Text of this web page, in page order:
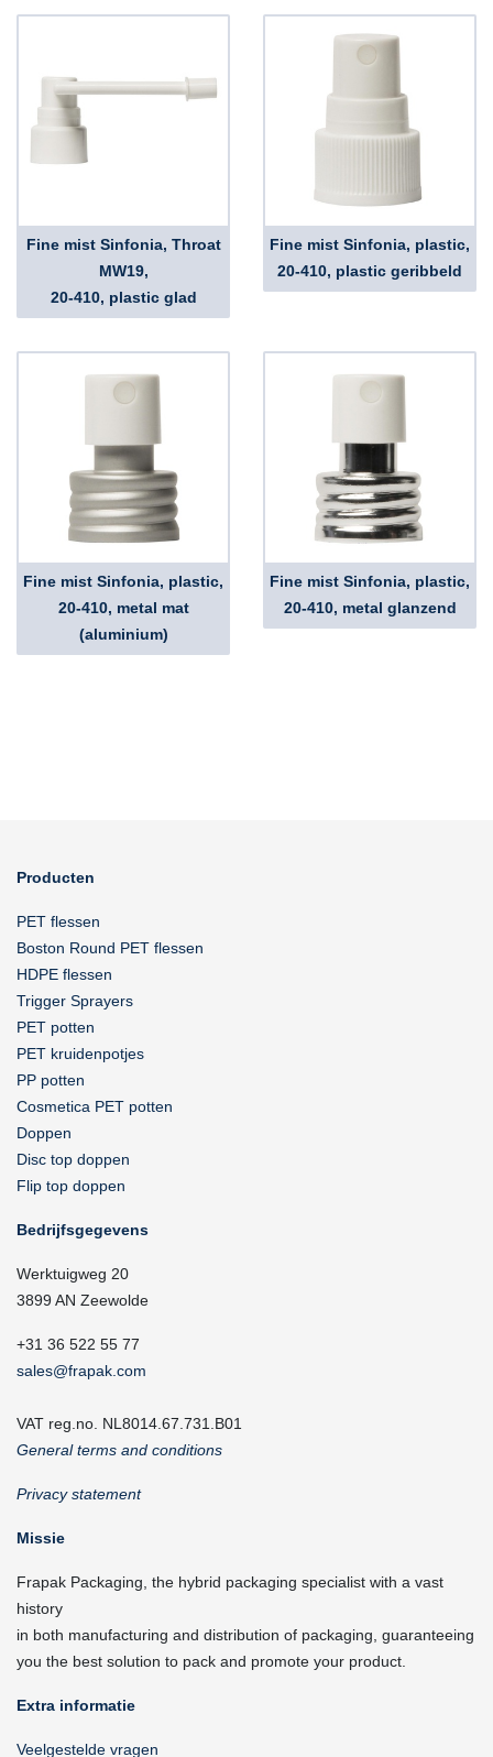
Fine mist Sinfonia, Throat
MW19,
20-410, plastic glad
Fine mist Sinfonia, plastic,
20-410, plastic geribbeld
Fine mist Sinfonia, plastic,
20-410, metal mat
(aluminium)
Fine mist Sinfonia, plastic,
20-410, metal glanzend
Producten
PET flessen
Boston Round PET flessen
HDPE flessen
Trigger Sprayers
PET potten
PET kruidenpotjes
PP potten
Cosmetica PET potten
Doppen
Disc top doppen
Flip top doppen
Bedrijfsgegevens
Werktuigweg 20
3899 AN Zeewolde
+31 36 522 55 77
sales@frapak.com
VAT reg.no. NL8014.67.731.B01
General terms and conditions
Privacy statement
Missie
Frapak Packaging, the hybrid packaging specialist with a vast
history
in both manufacturing and distribution of packaging, guaranteeing
you the best solution to pack and promote your product.
Extra informatie
Veelgestelde vragen